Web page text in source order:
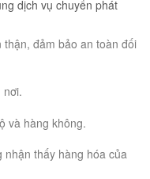
dịch vụ chuyển phát
đảm bảo an toàn đối
nơi.
và hàng không.
nhận thấy hàng hóa của